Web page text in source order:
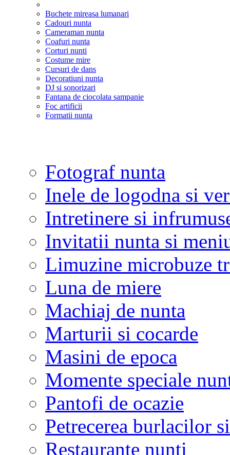
Buchete mireasa lumanari
Cadouri nunta
Cameraman nunta
Coafuri nunta
Corturi nunti
Costume mire
Cursuri de dans
Decoratiuni nunta
DJ si sonorizari
Fantana de ciocolata sampanie
Foc artificii
Formatii nunta
Fotograf nunta
Inele de logodna si
Intretinere si
Invitatii nunta si
Limuzine microbuze
Luna de miere
Machiaj de nunta
Marturii si cocarde
Masini de epoca
Momente speciale
Pantofi de ocazie
Petrecerea burlacilor
Restaurante nunti